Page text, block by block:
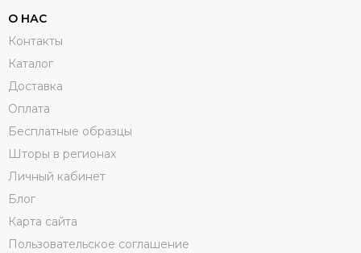
О НАС
Контакты
Каталог
Доставка
Оплата
Бесплатные образцы
Шторы в регионах
Личный кабинет
Блог
Карта сайта
Пользовательское соглашение